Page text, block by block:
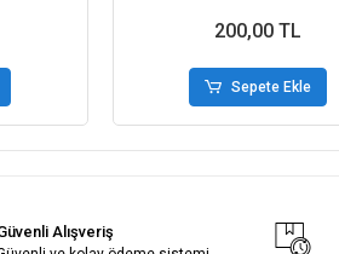
200,00 TL
Sepete Ekle
Alışveriş